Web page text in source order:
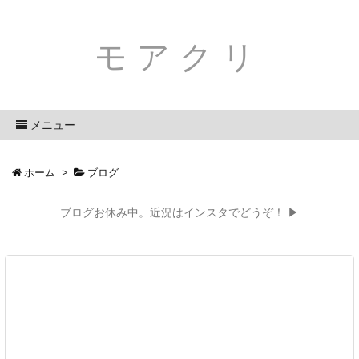
モアクリ
メニュー
ホーム > ブログ
ブログお休み中。近況はインスタでどうぞ！ ▶